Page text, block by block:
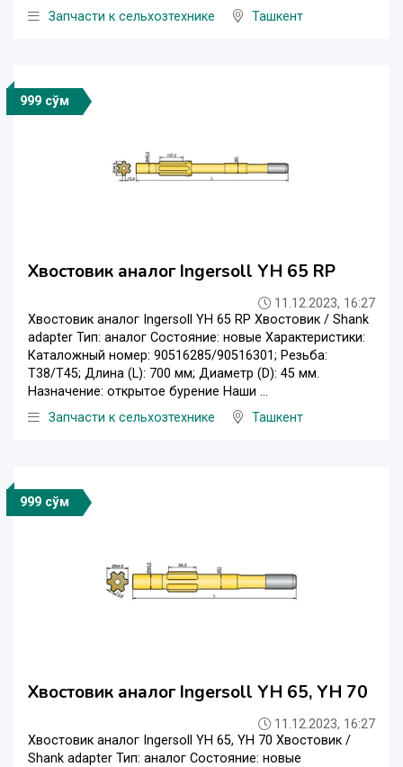
Запчасти к сельхозтехнике
Ташкент
999 сўм
Хвостовик аналог Ingersoll YH 65 RP
11.12.2023, 16:27
Хвостовик аналог Ingersoll YH 65 RP Хвостовик / Shank
adapter Тип: аналог Состояние: новые Характеристики:
Каталожный номер: 90516285/90516301; Резьба:
T38/T45; Длина (L): 700 мм; Диаметр (D): 45 мм.
Назначение: открытое бурение Наши ...
Запчасти к сельхозтехнике
Ташкент
999 сўм
Хвостовик аналог Ingersoll YH 65, YH 70
11.12.2023, 16:27
Хвостовик аналог Ingersoll YH 65, YH 70 Хвостовик /
Shank adapter Тип: аналог Состояние: новые